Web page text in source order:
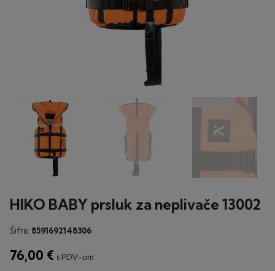
HIKO BABY prsluk za neplivače 13002
Šifra: 8591692148306
76,00 € s PDV-om